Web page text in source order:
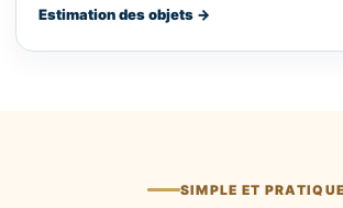
Estimation des objets →
SIMPLE ET PRATIQUE